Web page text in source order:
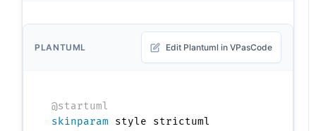
PLANTUML Edit Plantuml in VPasCode
@startuml
skinparam style strictuml